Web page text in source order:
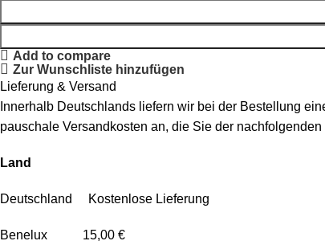
Add to compare
Zur Wunschliste hinzufügen
Lieferung & Versand
Innerhalb Deutschlands liefern wir bei der Bestellung
pauschale Versandkosten an, die Sie der
Land
Deutschland Kostenlose Lieferung
Benelux 15,00 €